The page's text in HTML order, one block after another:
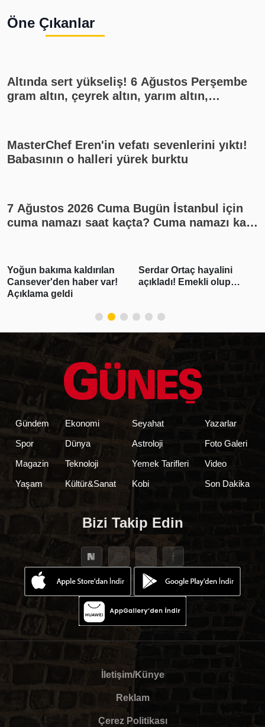
Öne Çıkanlar
Altında sert yükseliş! 6 Ağustos Perşembe
gram altın, çeyrek altın, yarım altın,
MasterChef Eren'in vefatı sevenlerini yıktı!
Babasının o halleri yürek burktu
7 Ağustos 2026 Cuma Bugün İstanbul için
cuma namazı saat kaçta? Cuma namazı kaç
Serdar Ortaç hayalini
açıkladı! Emekli olup…
Beşiktaş Başkanı
Adalı'dan "Salah'ı biz
Gündem
Spor
Magazin
Yaşam
Ekonomi
Dünya
Teknoloji
Kültür&Sanat
Seyahat
Astroloji
Yemek Tarifleri
Kobi
Yazarlar
Foto Galeri
Video
Son Dakika
Bizi Takip Edin
İletişim/Künye
Reklam
Çerez Politikası